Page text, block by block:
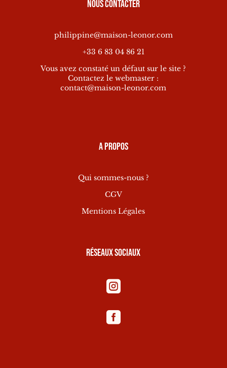
Nous contacter
philippine@maison-leonor.com
+33 6 83 04 86 21
Vous avez constaté un défaut sur le site ?
Contactez le webmaster :
contact@maison-leonor.com
A propos
Qui sommes-nous ?
CGV
Mentions Légales
Réseaux sociaux

